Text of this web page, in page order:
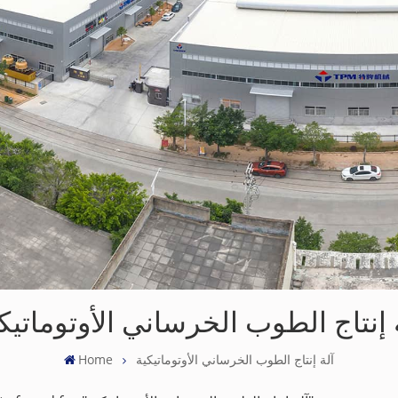
إنتاج الطوب الخرساني
Home آلة إنتاج الطوب الخرساني الأوتوماتيكية